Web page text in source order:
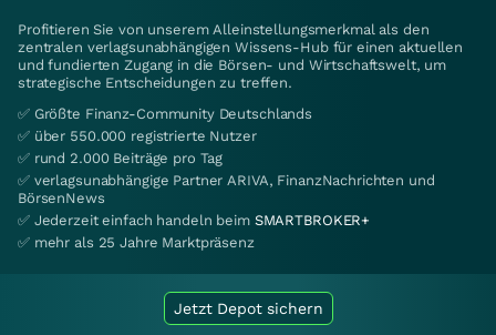
Profitieren Sie von unserem Alleinstellungsmerkmal als den
zentralen verlagsunabhängigen Wissens-Hub für einen aktuellen
und fundierten Zugang in die Börsen- und Wirtschaftswelt, um
strategische Entscheidungen zu treffen.
✅ Größte Finanz-Community Deutschlands
✅ über 550.000 registrierte Nutzer
✅ rund 2.000 Beiträge pro Tag
✅ verlagsunabhängige Partner ARIVA, FinanzNachrichten und
BörsenNews
✅ Jederzeit einfach handeln beim SMARTBROKER+
✅ mehr als 25 Jahre Marktpräsenz
Jetzt Depot sichern